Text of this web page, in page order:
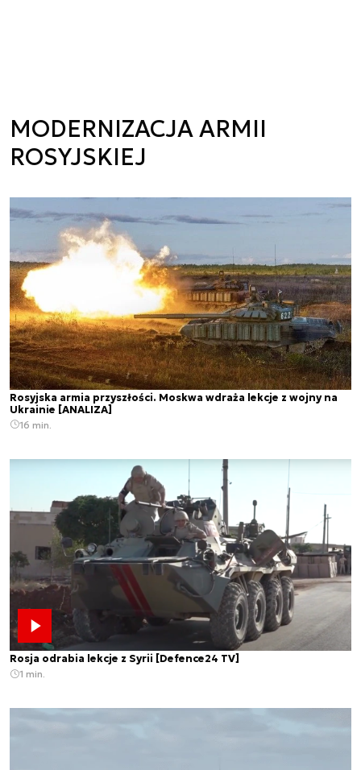
MODERNIZACJA ARMII
ROSYJSKIEJ
Rosyjska armia przyszłości. Moskwa wdraża lekcje z wojny na
Ukrainie [ANALIZA]
16 min.
Rosja odrabia lekcje z Syrii [Defence24 TV]
1 min.